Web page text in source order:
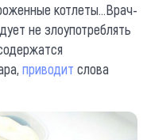
котлеты...Врач-
не злоупотреблять
приводит слова